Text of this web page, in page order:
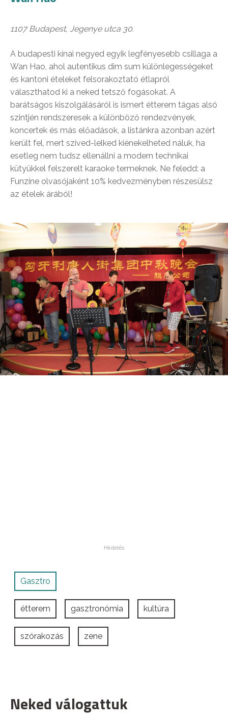
1107 Budapest, Jegenye utca 30.
A budapesti kínai negyed egyik legfényesebb csillaga a
Wan Hao, ahol autentikus dim sum különlegességeket
és kantoni ételeket felsorakoztató étlapról
választhatod ki a neked tetsző fogásokat. A
barátságos kiszolgálásáról is ismert étterem tágas alsó
szintjén rendszeresek a különböző rendezvények,
koncertek és más előadások, a listánkra azonban azért
került fel, mert szíved-lelked kiénekelheted náluk, ha
esetleg nem tudsz ellenállni a modern technikai
kütyükkel felszerelt karaoke termeknek. Ne feledd: a
Funzine olvasójaként 10% kedvezményben részesülsz
az ételek árából!
Gasztro
étterem gasztronómia kultúra
szórakozás zene
Neked válogattuk